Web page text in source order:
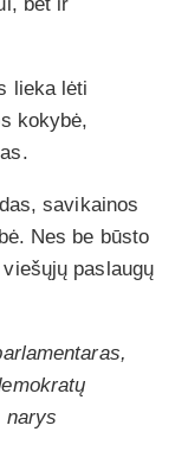
bet ir
lieka lėti
kokybė,
savikainos
Nes be būsto
paslaugų
narys